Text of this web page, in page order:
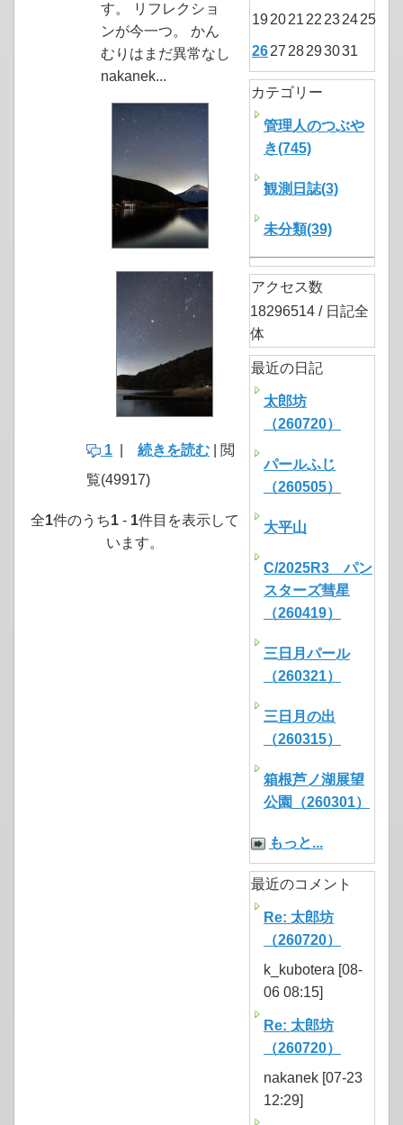
す。 リフレクショ
ンが今一つ。 かん
むりはまだ異常なし
nakanek...
1 続きを読む | 閲
覧(49917)
全1件のうち1 - 1件目を表示して
います。
192021 22 232425
2627 28293031
カテゴリー
管理人のつぶや
き(745)
観測日誌(3)
未分類(39)
アクセス数
18296514 / 日記全
体
最近の日記
太郎坊
（260720）
パールふじ
（260505）
大平山
C/2025R3 パン
スターズ彗星
（260419）
三日月パール
（260321）
三日月の出
（260315）
箱根芦ノ湖展望
公園（260301）
もっと...
最近のコメント
Re: 太郎坊
（260720）
k_kubotera [08-
06 08:15]
Re: 太郎坊
（260720）
nakanek [07-23
12:29]